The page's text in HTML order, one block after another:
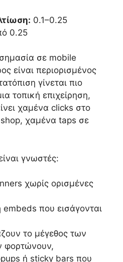
0.1–0.25
0.25
σημασία σε mobile
είναι περιορισμένος
γίνεται πιο
τοπική επιχείρηση,
χαμένα clicks στο
χαμένα taps σε
γνωστές:
χωρίς ορισμένες
embeds που εισάγονται
το μέγεθος των
φορτώνουν,
ή sticky bars που